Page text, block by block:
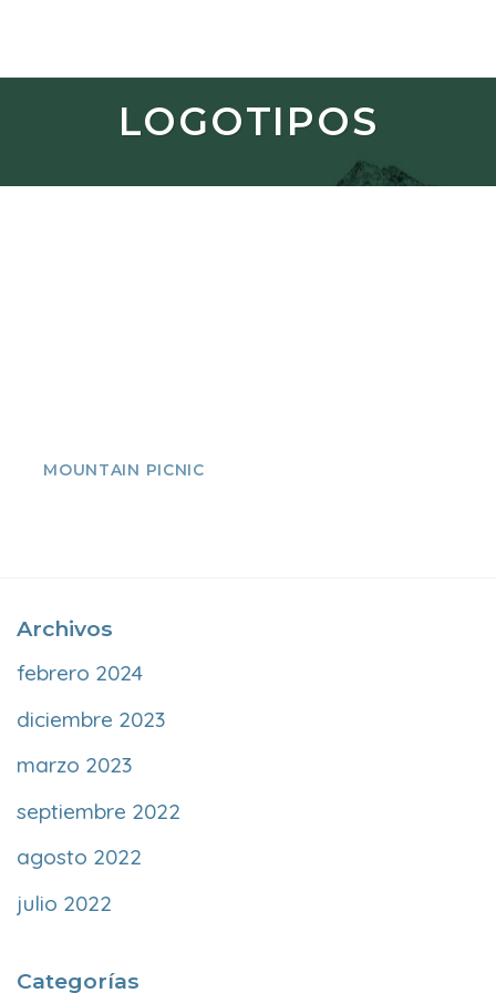
content
LOGOTIPOS
MOUNTAIN PICNIC
Archivos
febrero 2024
diciembre 2023
marzo 2023
septiembre 2022
agosto 2022
julio 2022
Categorías